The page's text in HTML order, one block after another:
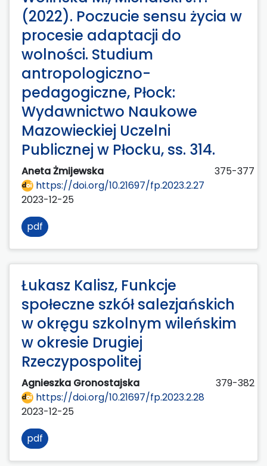
(2022). Poczucie sensu życia w
procesie adaptacji do
wolności. Studium
antropologiczno-
pedagogiczne, Płock:
Wydawnictwo Naukowe
Mazowieckiej Uczelni
Publicznej w Płocku, ss. 314.
Aneta Żmijewska
375-377
https://doi.org/10.21697/fp.2023.2.27
2023-12-25
pdf
Łukasz Kalisz, Funkcje
społeczne szkół salezjańskich
w okręgu szkolnym wileńskim
w okresie Drugiej
Rzeczypospolitej
Agnieszka Gronostajska
379-382
https://doi.org/10.21697/fp.2023.2.28
2023-12-25
pdf